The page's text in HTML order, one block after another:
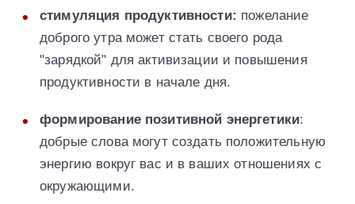
стимуляция продуктивности: пожелание
доброго утра может стать своего рода
"зарядкой" для активизации и повышения
продуктивности в начале дня.
формирование позитивной энергетики:
добрые слова могут создать положительную
энергию вокруг вас и в ваших отношениях с
окружающими.